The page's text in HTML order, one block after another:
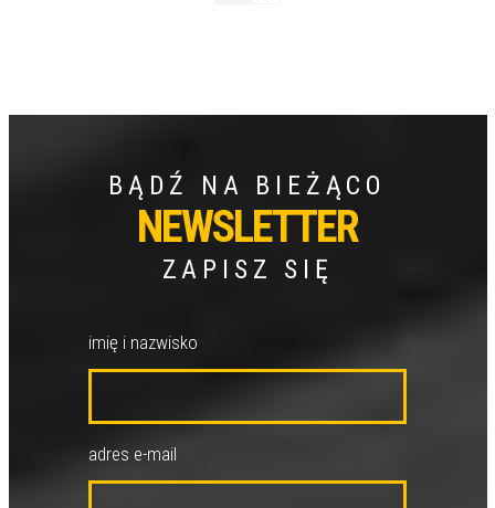
BĄDŹ NA BIEŻĄCO
NEWSLETTER
ZAPISZ SIĘ
imię i nazwisko
adres e-mail